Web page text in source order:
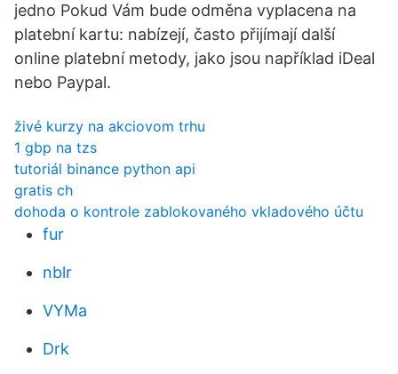
jedno Pokud Vám bude odměna vyplacena na
platební kartu: nabízejí, často přijímají další
online platební metody, jako jsou například iDeal
nebo Paypal.
živé kurzy na akciovom trhu
1 gbp na tzs
tutoriál binance python api
gratis ch
dohoda o kontrole zablokovaného vkladového účtu
fur
nblr
VYMa
Drk